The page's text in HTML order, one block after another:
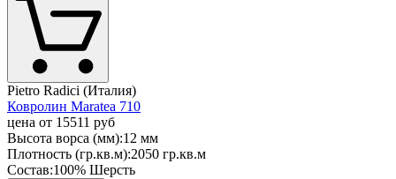
Pietro Radici (Италия)
Ковролин Maratea 710
цена от 15511 руб
Высота ворса (мм):12 мм
Плотность (гр.кв.м):2050 гр.кв.м
Состав:100% Шерсть